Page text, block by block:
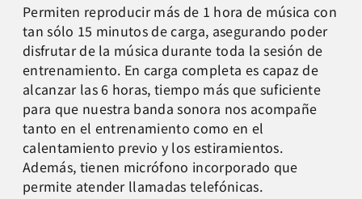
Permiten reproducir más de 1 hora de música con
tan sólo 15 minutos de carga, asegurando poder
disfrutar de la música durante toda la sesión de
entrenamiento. En carga completa es capaz de
alcanzar las 6 horas, tiempo más que suficiente
para que nuestra banda sonora nos acompañe
tanto en el entrenamiento como en el
calentamiento previo y los estiramientos.
Además, tienen micrófono incorporado que
permite atender llamadas telefónicas.